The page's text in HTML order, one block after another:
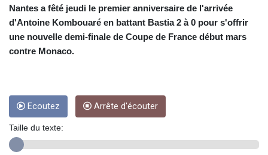
COP 3157.69
CRC 453.361712
CUC 1
ERN 15
Nantes a fêté jeudi le premier anniversaire de l'arrivée
d'Antoine Kombouaré en battant Bastia 2 à 0 pour s'offrir
une nouvelle demi-finale de Coupe de France début mars
contre Monaco.
Ecoutez Arrête d'écouter
Taille du texte: